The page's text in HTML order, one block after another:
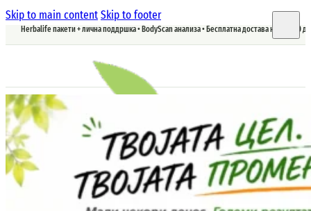
Skip to main contentSkip to footer
Herbalife пакети + лична поддршка • BodyScan анализа • Бесплатна достава над 5.900